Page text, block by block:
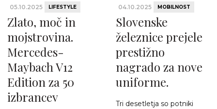
05.10.2025 LIFESTYLE
Zlato, moč in
mojstrovina.
Mercedes-
Maybach V12
Edition za 50
izbrancev
04.10.2025 MOBILNOST
Slovenske
železnice prejele
prestižno
nagrado za nove
uniforme.
Tri desetletja so potniki